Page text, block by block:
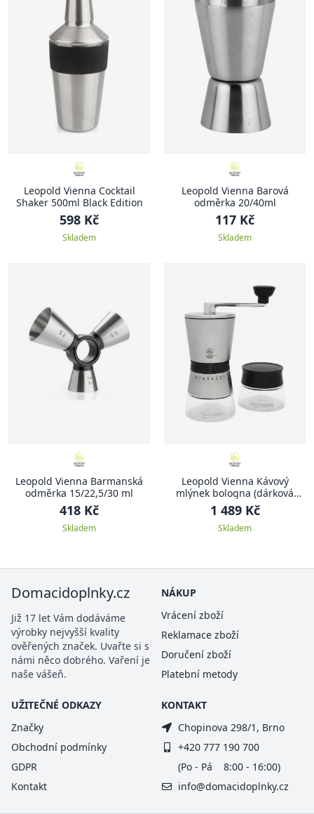
Leopold Vienna Cocktail
Shaker 500ml Black Edition
598 Kč
Skladem
Leopold Vienna Barová
odměrka 20/40ml
117 Kč
Skladem
Leopold Vienna Barmanská
odměrka 15/22,5/30 ml
418 Kč
Skladem
Leopold Vienna Kávový
mlýnek bologna (dárková
sada)
1 489 Kč
Skladem
Domacidoplnky.cz
Již 17 let Vám dodáváme
výrobky nejvyšší kvality
ověřených značek. Uvařte si s
námi něco dobrého. Vaření je
naše vášeň.
NÁKUP
Vrácení zboží
Reklamace zboží
Doručení zboží
Platební metody
UŽITEČNÉ ODKAZY
Značky
Obchodní podmínky
GDPR
Kontakt
KONTAKT
Chopinova 298/1, Brno
+420 777 190 700
(Po - Pá 8:00 - 16:00)
info@domacidoplnky.cz